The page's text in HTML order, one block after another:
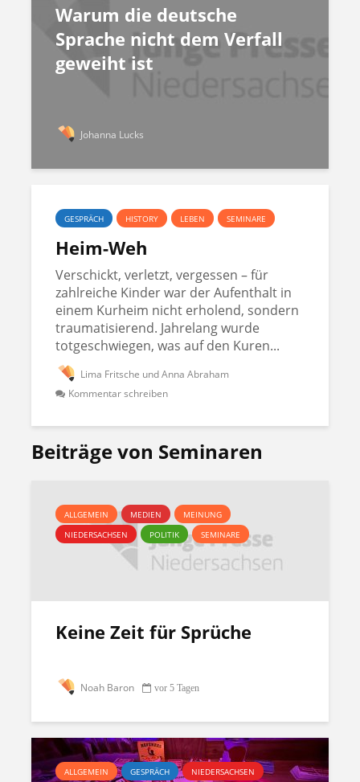
Warum die deutsche
Sprache nicht dem Verfall
geweiht ist
Johanna Lucks
GESPRÄCH HISTORY LEBEN SEMINARE
Heim-Weh
Verschickt, verletzt, vergessen – für
zahlreiche Kinder war der Aufenthalt in
einem Kurheim nicht erholend, sondern
traumatisierend. Jahrelang wurde
totgeschwiegen, was auf den Kuren...
Lima Fritsche und Anna Abraham
Kommentar schreiben
Beiträge von Seminaren
ALLGEMEIN MEDIEN
MEINUNG
NIEDERSACHSEN
POLITIK SEMINARE
Keine Zeit für Sprüche
Noah Baron vor 5 Tagen
ALLGEMEIN GESPRÄCH
NIEDERSACHSEN